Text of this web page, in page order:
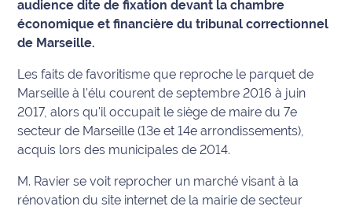
Environnement
Info
route
Justice
Loisirs
Météo
audience dite de fixation devant la chambre
économique et financière du tribunal correctionnel
de Marseille.
Les faits de favoritisme que reproche le parquet de
Marseille à l'élu courent de septembre 2016 à juin
2017, alors qu'il occupait le siège de maire du 7e
secteur de Marseille (13e et 14e arrondissements),
acquis lors des municipales de 2014.
M. Ravier se voit reprocher un marché visant à la
rénovation du site internet de la mairie de secteur